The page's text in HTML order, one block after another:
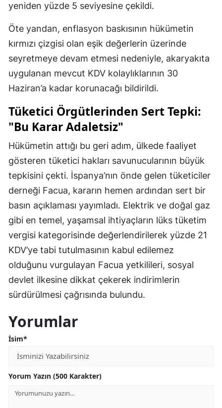
yeniden yüzde 5 seviyesine çekildi.
Öte yandan, enflasyon baskısının hükümetin
kırmızı çizgisi olan eşik değerlerin üzerinde
seyretmeye devam etmesi nedeniyle, akaryakıta
uygulanan mevcut KDV kolaylıklarının 30
Haziran’a kadar korunacağı bildirildi.
Tüketici Örgütlerinden Sert Tepki:
"Bu Karar Adaletsiz"
Hükümetin attığı bu geri adım, ülkede faaliyet
gösteren tüketici hakları savunucularının büyük
tepkisini çekti. İspanya’nın önde gelen tüketiciler
derneği Facua, kararın hemen ardından sert bir
basın açıklaması yayımladı. Elektrik ve doğal gaz
gibi en temel, yaşamsal ihtiyaçların lüks tüketim
vergisi kategorisinde değerlendirilerek yüzde 21
KDV’ye tabi tutulmasının kabul edilemez
olduğunu vurgulayan Facua yetkilileri, sosyal
devlet ilkesine dikkat çekerek indirimlerin
sürdürülmesi çağrısında bulundu.
Yorumlar
İsim*
Yorum Yazın (500 Karakter)